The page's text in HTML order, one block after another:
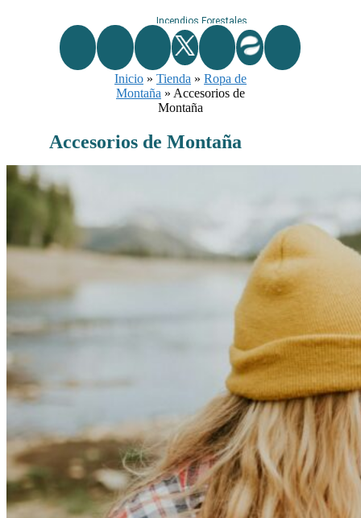
Incendios Forestales
Naturaleza
Ríos
Rutas De Montaña
Terremotos
Inicio » Tienda » Ropa de
Montaña » Accesorios de
Montaña
Accesorios de Montaña